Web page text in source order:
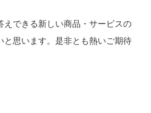
えできる新しい商品・サービスの
と思います。是非とも熱いご期待